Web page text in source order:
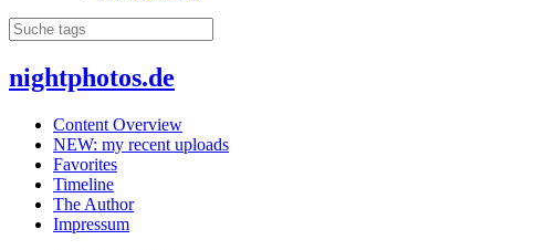
nightphotos.de
Content Overview
NEW: my recent uploads
Favorites
Timeline
The Author
Impressum